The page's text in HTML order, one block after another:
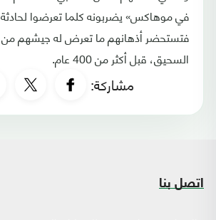
في موهاكس» يضربونه كلما تعرضوا
فتستحضر أذهانهم ما تعرض له جيشهم من
السحيق، قبل أكثر من 400 عام.
مشاركة:
اتصل بنا